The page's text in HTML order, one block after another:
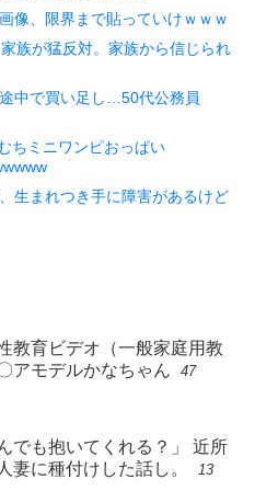
像、限界まで貼っていけｗｗｗ
族が猛反対。家族から信じられ
中で買い足し…50代公務員
ちミニワンピおっぱい
生まれつき手に障害があるけど
教育ビデオ（一般家庭用教
アモデルかなちゃん
47
でも抱いてくれる？」 近所
妻に種付けした話し。
13